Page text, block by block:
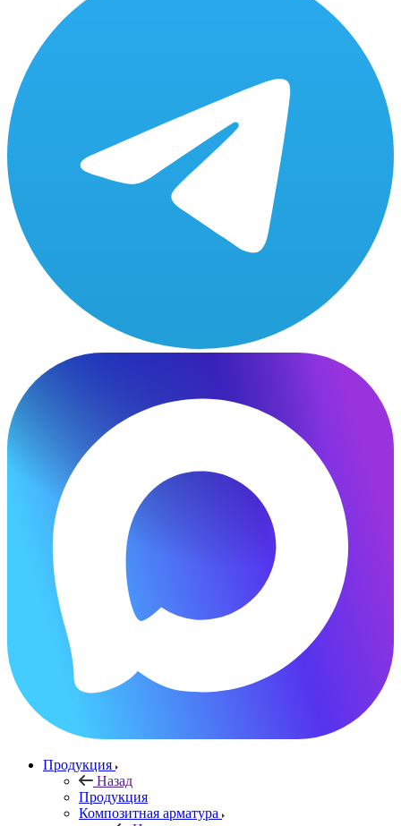
Продукция
Назад
Продукция
Композитная арматура